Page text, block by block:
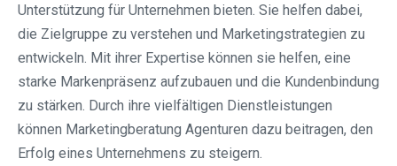
Unterstützung für Unternehmen bieten. Sie helfen dabei,
die Zielgruppe zu verstehen und Marketingstrategien zu
entwickeln. Mit ihrer Expertise können sie helfen, eine
starke Markenpräsenz aufzubauen und die Kundenbindung
zu stärken. Durch ihre vielfältigen Dienstleistungen
können Marketingberatung Agenturen dazu beitragen, den
Erfolg eines Unternehmens zu steigern.